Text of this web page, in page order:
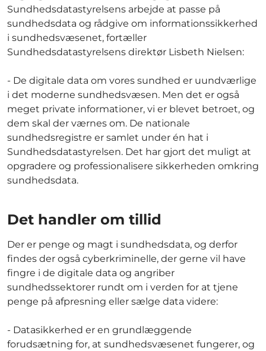
Sundhedsdatastyrelsens arbejde at passe på
sundhedsdata og rådgive om informationssikkerhed
i sundhedsvæsenet, fortæller
Sundhedsdatastyrelsens direktør Lisbeth Nielsen:
- De digitale data om vores sundhed er uundværlige
i det moderne sundhedsvæsen. Men det er også
meget private informationer, vi er blevet betroet, og
dem skal der værnes om. De nationale
sundhedsregistre er samlet under én hat i
Sundhedsdatastyrelsen. Det har gjort det muligt at
opgradere og professionalisere sikkerheden omkring
sundhedsdata.
Det handler om tillid
Der er penge og magt i sundhedsdata, og derfor
findes der også cyberkriminelle, der gerne vil have
fingre i de digitale data og angriber
sundhedssektorer rundt om i verden for at tjene
penge på afpresning eller sælge data videre:
- Datasikkerhed er en grundlæggende
forudsætning for, at sundhedsvæsenet fungerer, og